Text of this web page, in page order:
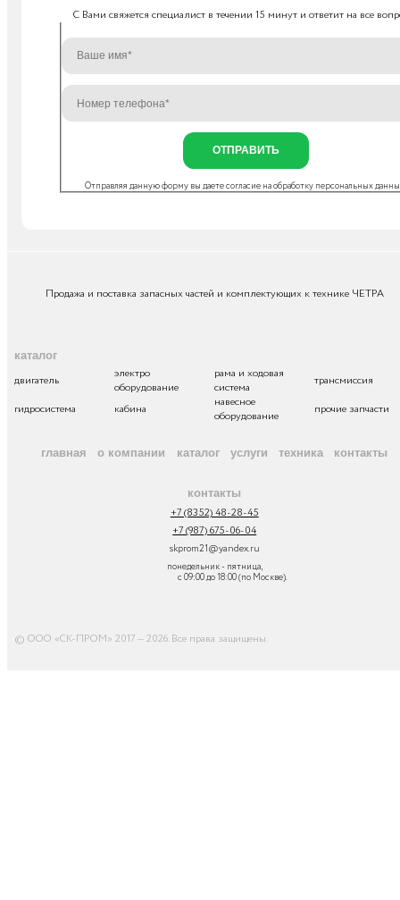
C Вами свяжется специалист в течении 15 минут и ответит на все
ОТПРАВИТЬ
Отправляя данную форму вы даете согласие наобработку персональных
Продажа и поставка запасных частей и комплектующих к технике ЧЕТРА
каталог
двигатель
электро
оборудование
рама и ходовая
система
трансмиссия
гидросистема
кабина
навесное
оборудование
прочие запчасти
главная о компании каталог услуги техника контакты
контакты
+7 (8352) 48-28-45
+7 (987) 675-06-04
skprom21@yandex.ru
понедельник - пятница,
с 09:00 до 18:00 (по Москве).
© ООО «СК-ПРОМ» 2017 — 2026. Все права защищены